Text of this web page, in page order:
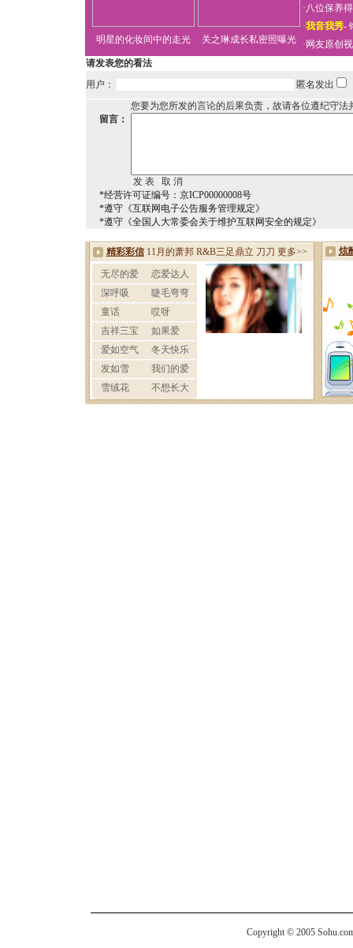
明星的化妆间中的走光 关之琳成长私密照曝光
·八位保养
·我音我秀-
· 网友原创
请发表您的看法
用户：
匿名发出
您要为您所发的言论的后果负责，故请各位遵纪守法
留言：
*经营许可证编号：京ICP00000008号
*遵守《互联网电子公告服务管理规定》
*遵守《全国人大常委会关于维护互联网安全的规定》
Copyright © 2005